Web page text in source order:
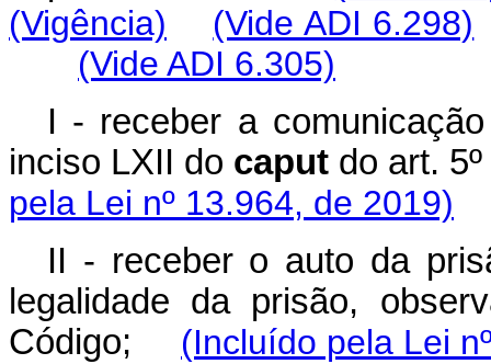
(Vigência)
(Vide ADI 6.298)
(Vide ADI 6.305)
I - receber a
inciso LXII do caput do art.
pela Lei nº 13.964, de 2019)
II - receber o auto da
legalidade da prisão,
Código; (Incluído pela Lei